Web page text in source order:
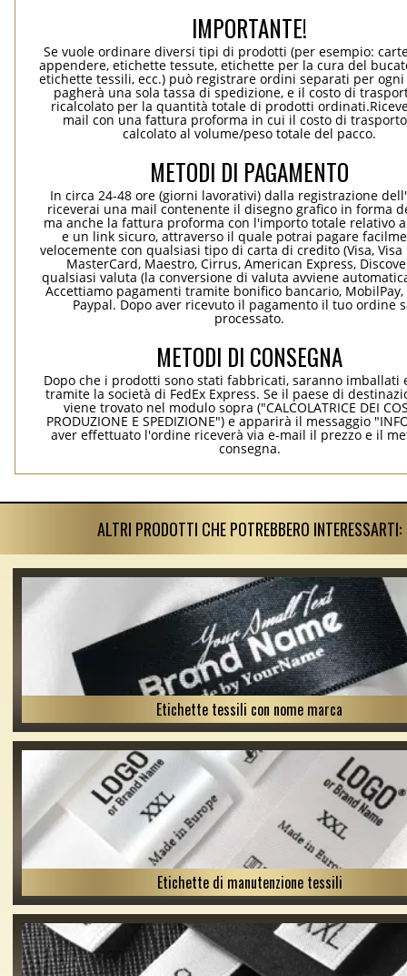
IMPORTANTE!
Se vuole ordinare diversi tipi di prodotti (per esempio:
appendere, etichette tessute, etichette per la cura del
etichette tessili, ecc.) può registrare ordini separati per
pagherà una sola tassa di spedizione, e il costo di
ricalcolato per la quantità totale di prodotti
mail con una fattura proforma in cui il costo di
calcolato al volume/peso totale del pacco.
METODI DI PAGAMENTO
In circa 24-48 ore (giorni lavorativi) dalla registrazione
riceverai una mail contenente il disegno grafico in forma
ma anche la fattura proforma con l'importo totale relativo
e un link sicuro, attraverso il quale potrai pagare
velocemente con qualsiasi tipo di carta di credito (Visa, Visa
MasterCard, Maestro, Cirrus, American Express,
qualsiasi valuta (la conversione di valuta avviene
Accettiamo pagamenti tramite bonifico bancario, MobilPay,
Paypal. Dopo aver ricevuto il pagamento il tuo ordine
processato.
METODI DI CONSEGNA
Dopo che i prodotti sono stati fabbricati, saranno imballati
tramite la società di FedEx Express. Se il paese di
viene trovato nel modulo sopra ("CALCOLATRICE DEI
PRODUZIONE E SPEDIZIONE") e apparirà il messaggio
aver effettuato l'ordine riceverà via e-mail il prezzo e il
consegna.
ALTRI PRODOTTI CHE POTREBBERO INTERESSARTI:
Etichette tessili con nome marca
Etichette di manutenzione tessili